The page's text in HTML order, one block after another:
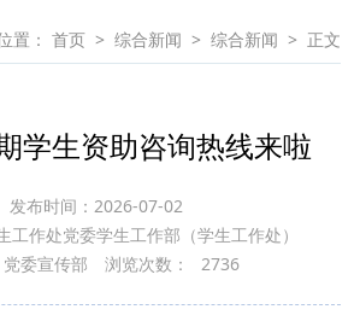
置： 首页 > 综合新闻 > 综合新闻 > 正文
学生资助咨询热线来啦
发布时间：2026-07-02
工作处党委学生工作部（学生工作处）
委宣传部
浏览次数： 2736